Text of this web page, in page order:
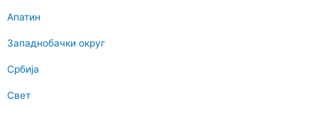
Апатин
Западнобачки округ
Србија
Свет